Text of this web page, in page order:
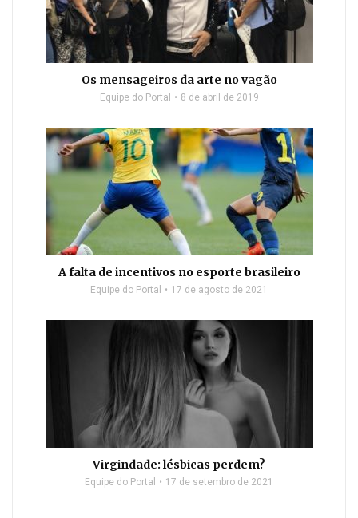
Os mensageiros da arte no vagão
Equipe do Portal 8 de abril de 2019
A falta de incentivos no esporte brasileiro
Equipe do Portal 17 de agosto de 2021
Virgindade: lésbicas perdem?
Equipe do Portal 17 de setembro de 2021